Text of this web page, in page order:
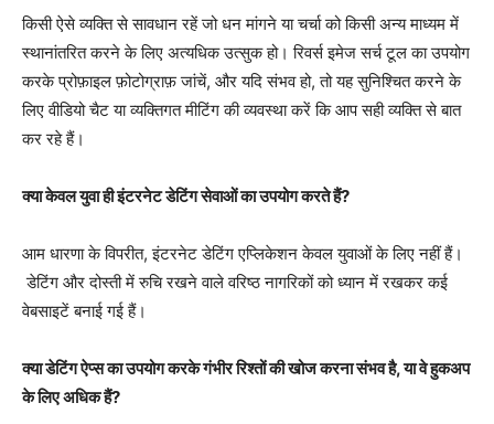
किसी ऐसे व्यक्ति से सावधान रहें जो धन मांगने या चर्चा को किसी अन्य माध्यम में
स्थानांतरित करने के लिए अत्यधिक उत्सुक हो। रिवर्स इमेज सर्च टूल का उपयोग
करके प्रोफ़ाइल फ़ोटोग्राफ़ जांचें, और यदि संभव हो, तो यह सुनिश्चित करने के
लिए वीडियो चैट या व्यक्तिगत मीटिंग की व्यवस्था करें कि आप सही व्यक्ति से बात
कर रहे हैं।
क्या केवल युवा ही इंटरनेट डेटिंग सेवाओं का उपयोग करते हैं?
आम धारणा के विपरीत, इंटरनेट डेटिंग एप्लिकेशन केवल युवाओं के लिए नहीं हैं।
डेटिंग और दोस्ती में रुचि रखने वाले वरिष्ठ नागरिकों को ध्यान में रखकर कई
वेबसाइटें बनाई गई हैं।
क्या डेटिंग ऐप्स का उपयोग करके गंभीर रिश्तों की खोज करना संभव है, या वे हुकअप
के लिए अधिक हैं?